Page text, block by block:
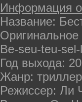
Информация
Название:
Be-seu-teu-
Год выхода:
Жанр:
Режиссер: Ли